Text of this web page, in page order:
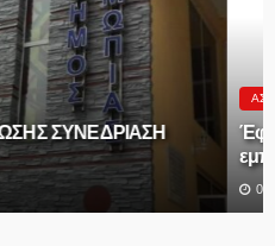
κατηγορούμενη για
ΓΑΔΑ